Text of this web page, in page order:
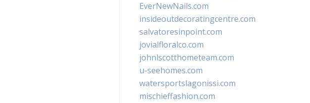
EverNewNails.com
insideoutdecoratingcentre.com
salvatoresinpoint.com
jovialfloralco.com
johnlscotthometeam.com
u-seehomes.com
watersportslagonissi.com
mischieffashion.com